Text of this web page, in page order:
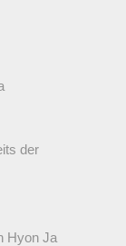
der
Hyon Ja